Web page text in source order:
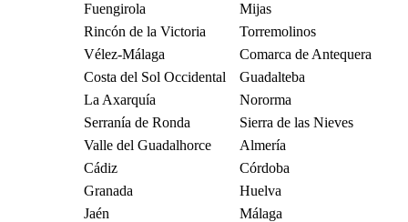
Fuengirola
Mijas
Rincón de la Victoria
Torremolinos
Vélez-Málaga
Comarca de Antequera
Costa del Sol Occidental
Guadalteba
La Axarquía
Nororma
Serranía de Ronda
Sierra de las Nieves
Valle del Guadalhorce
Almería
Cádiz
Córdoba
Granada
Huelva
Jaén
Málaga